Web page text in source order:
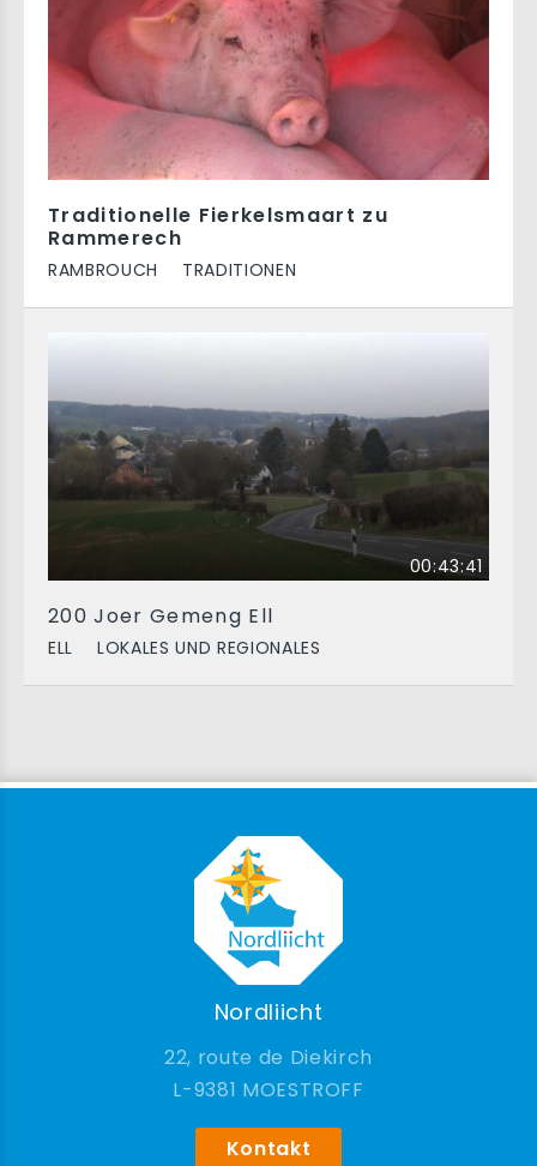
Traditionelle Fierkelsmaart zu
Rammerech
RAMBROUCH TRADITIONEN
00:43:41
200 Joer Gemeng Ell
ELL LOKALES UND REGIONALES
Nordliicht
22, route de Diekirch
9381 MOESTROFF
Kontakt